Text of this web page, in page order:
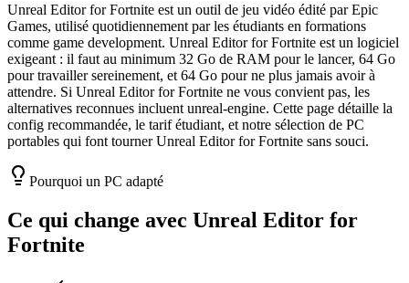
Unreal Editor for Fortnite est un outil de jeu vidéo édité par Epic
Games, utilisé quotidiennement par les étudiants en formations
comme game development. Unreal Editor for Fortnite est un logiciel
exigeant : il faut au minimum 32 Go de RAM pour le lancer, 64 Go
pour travailler sereinement, et 64 Go pour ne plus jamais avoir à
attendre. Si Unreal Editor for Fortnite ne vous convient pas, les
alternatives reconnues incluent unreal-engine. Cette page détaille la
config recommandée, le tarif étudiant, et notre sélection de PC
portables qui font tourner Unreal Editor for Fortnite sans souci.
Pourquoi un PC adapté
Ce qui change avec Unreal Editor for
Fortnite